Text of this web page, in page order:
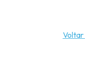
Voltar